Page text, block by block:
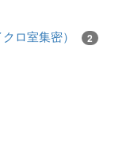
ロ室集密） 2